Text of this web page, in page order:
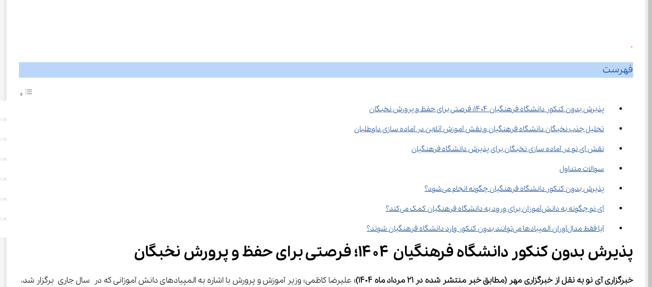
0
فهرست
پذیرش بدون کنکور دانشگاه فرهنگیان ۱۴۰۴؛ فرصتی برای حفظ و پرورش نخبگان
تحلیل جذب نخبگان دانشگاه فرهنگیان و نقش آموزش آنلاین در آماده ‌سازی داوطلبان
نقش آی نو در آماده ‌سازی نخبگان برای پذیرش دانشگاه فرهنگیان
سوالات متداول
پذیرش بدون کنکور دانشگاه فرهنگیان چگونه انجام می‌شود؟
آی نو چگونه به دانش‌آموزان برای ورود به دانشگاه فرهنگیان کمک می‌کند؟
آیا فقط مدال‌آوران المپیادها می‌توانند بدون کنکور وارد دانشگاه فرهنگیان شوند؟
پذیرش بدون کنکور دانشگاه فرهنگیان ۱۴۰۴؛ فرصتی برای حفظ و پرورش نخبگان
خبرگزاری آی نو به نقل از خبرگزاری مهر (مطابق خبر منتشر شده در 21 مرداد ماه 1404) : علیرضا کاظمی؛ وزیر آموزش و پرورش با اشاره به المپیادهای دانش آموزانی که در سال جاری برگزار شد،